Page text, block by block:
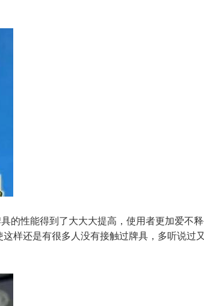
的性能得到了大大大提高，使用者更加爱不
样还是有很多人没有接触过牌具，多听说过